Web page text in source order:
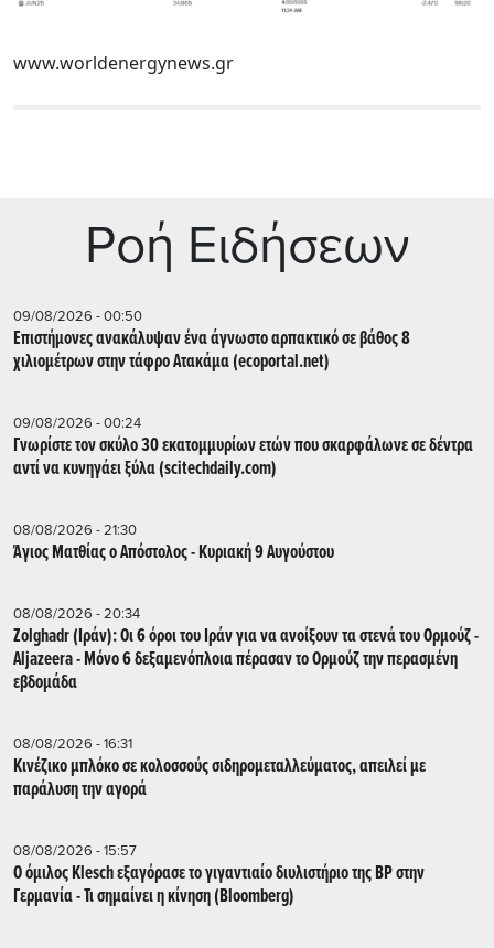
www.worldenergynews.gr
Ρoή Ειδήσεων
09/08/2026 - 00:50
Επιστήμονες ανακάλυψαν ένα άγνωστο αρπακτικό σε βάθος 8
χιλιομέτρων στην τάφρο Ατακάμα (ecoportal.net)
09/08/2026 - 00:24
Γνωρίστε τον σκύλο 30 εκατομμυρίων ετών που σκαρφάλωνε σε δέντρα
αντί να κυνηγάει ξύλα (scitechdaily.com)
08/08/2026 - 21:30
Άγιος Ματθίας ο Απόστολος - Κυριακή 9 Αυγούστου
08/08/2026 - 20:34
Zolghadr (Ιράν): Οι 6 όροι του Ιράν για να ανοίξουν τα στενά του Ορμούζ -
Aljazeera - Mόνο 6 δεξαμενόπλοια πέρασαν το Ορμούζ την περασμένη
εβδομάδα
08/08/2026 - 16:31
Κινέζικο μπλόκο σε κολοσσούς σιδηρομεταλλεύματος, απειλεί με
παράλυση την αγορά
08/08/2026 - 15:57
Ο όμιλος Klesch εξαγόρασε το γιγαντιαίο διυλιστήριο της BP στην
Γερμανία - Τι σημαίνει η κίνηση (Βloomberg)